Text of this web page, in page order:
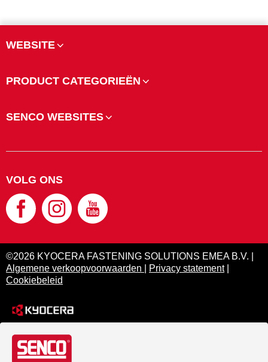
WEBSITE
PRODUCT CATEGORIEËN
SENCO WEBSITES
VOLG ONS
©2026 KYOCERA FASTENING SOLUTIONS EMEA B.V. |
Algemene verkoopvoorwaarden
Privacy statement|
Cookiebeleid